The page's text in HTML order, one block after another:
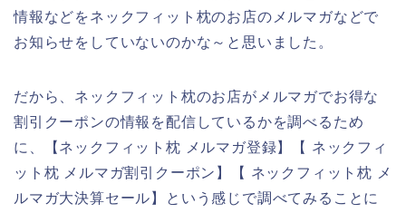
情報などをネックフィット枕のお店のメルマガなどで
お知らせをしていないのかな～と思いました。
だから、ネックフィット枕のお店がメルマガでお得な
割引クーポンの情報を配信しているかを調べるため
に、【ネックフィット枕 メルマガ登録】【 ネックフィ
ット枕 メルマガ割引クーポン】【 ネックフィット枕 メ
ルマガ大決算セール】という感じで調べてみることに